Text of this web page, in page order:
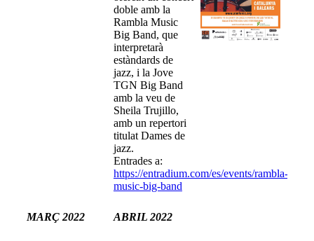
doble amb la
Rambla Music
Big Band, que
interpretarà
estàndards de
jazz, i la Jove
TGN Big Band
amb la veu de
Sheila Trujillo,
amb un repertori
titulat Dames de
jazz.
Entrades a:
https://entradium.com/es/events/rambla-
music-big-band
MARÇ 2022 ABRIL 2022